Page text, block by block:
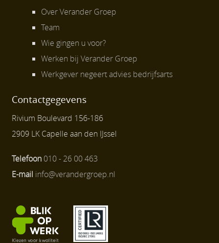
Over Verander Groep
Team
Wie gingen u voor?
Werken bij Verander Groep
Werkgever negeert advies bedrijfsarts
Contactgegevens
Rivium Boulevard 156-186
2909 LK Capelle aan den IJssel
Telefoon 010 - 26 00 463
E-mail info@verandergroep.nl